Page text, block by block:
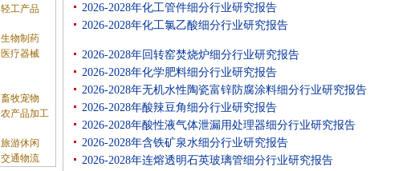
轻工产品
生物制药
医疗器械
畜牧宠物
农产品加工
旅游休闲
交通物流
2026-2028年化工管件细分行业研究报告
2026-2028年化工氯乙酸细分行业研究报告
2026-2028年回转窑焚烧炉细分行业研究报告
2026-2028年化学肥料细分行业研究报告
2026-2028年无机水性陶瓷富锌防腐涂料细分行业研究报告
2026-2028年酸辣豆角细分行业研究报告
2026-2028年酸性液气体泄漏用处理器细分行业研究报告
2026-2028年含铁矿泉水细分行业研究报告
2026-2028年连熔透明石英玻璃管细分行业研究报告